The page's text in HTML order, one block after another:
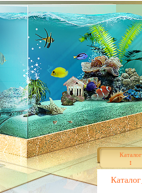
Каталог
Каталог